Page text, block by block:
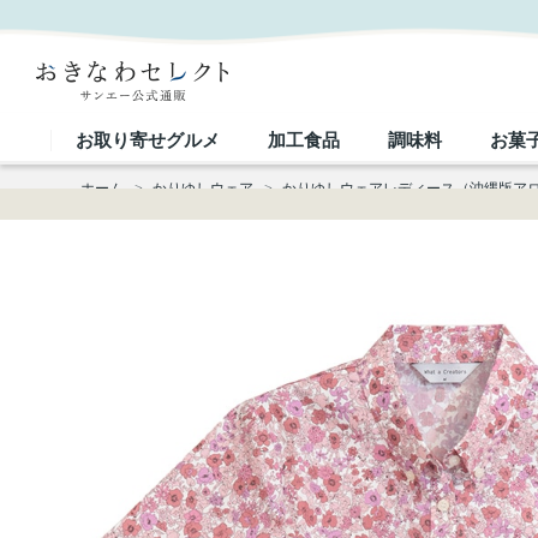
お取り寄せグルメ 加工食品 調味料 お菓
ホーム > かりゆしウェア > かりゆしウェアレディース（沖縄版ア